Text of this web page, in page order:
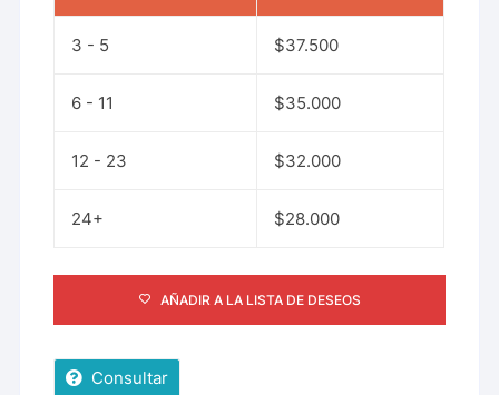
3 - 5 $37.500
6 - 11 $35.000
12 - 23 $32.000
24+ $28.000
AÑADIR A LA LISTA DE DESEOS
Consultar